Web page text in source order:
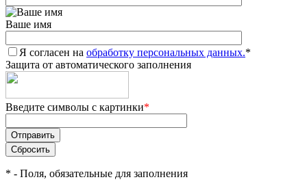
Ваше имя
Я согласен на обработку персональных данных.*
Защита от автоматического заполнения
Введите символы с картинки*
* - Поля, обязательные для заполнения